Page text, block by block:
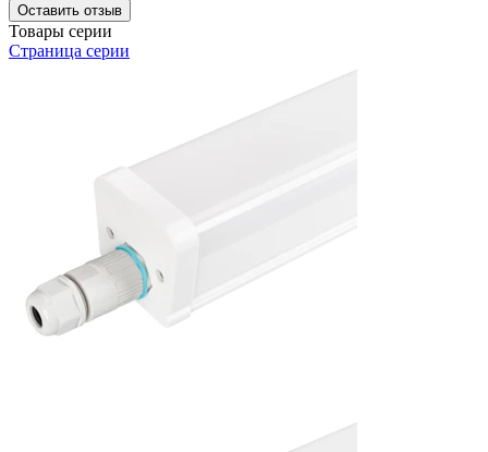
Оставить отзыв
Товары серии
Страница серии